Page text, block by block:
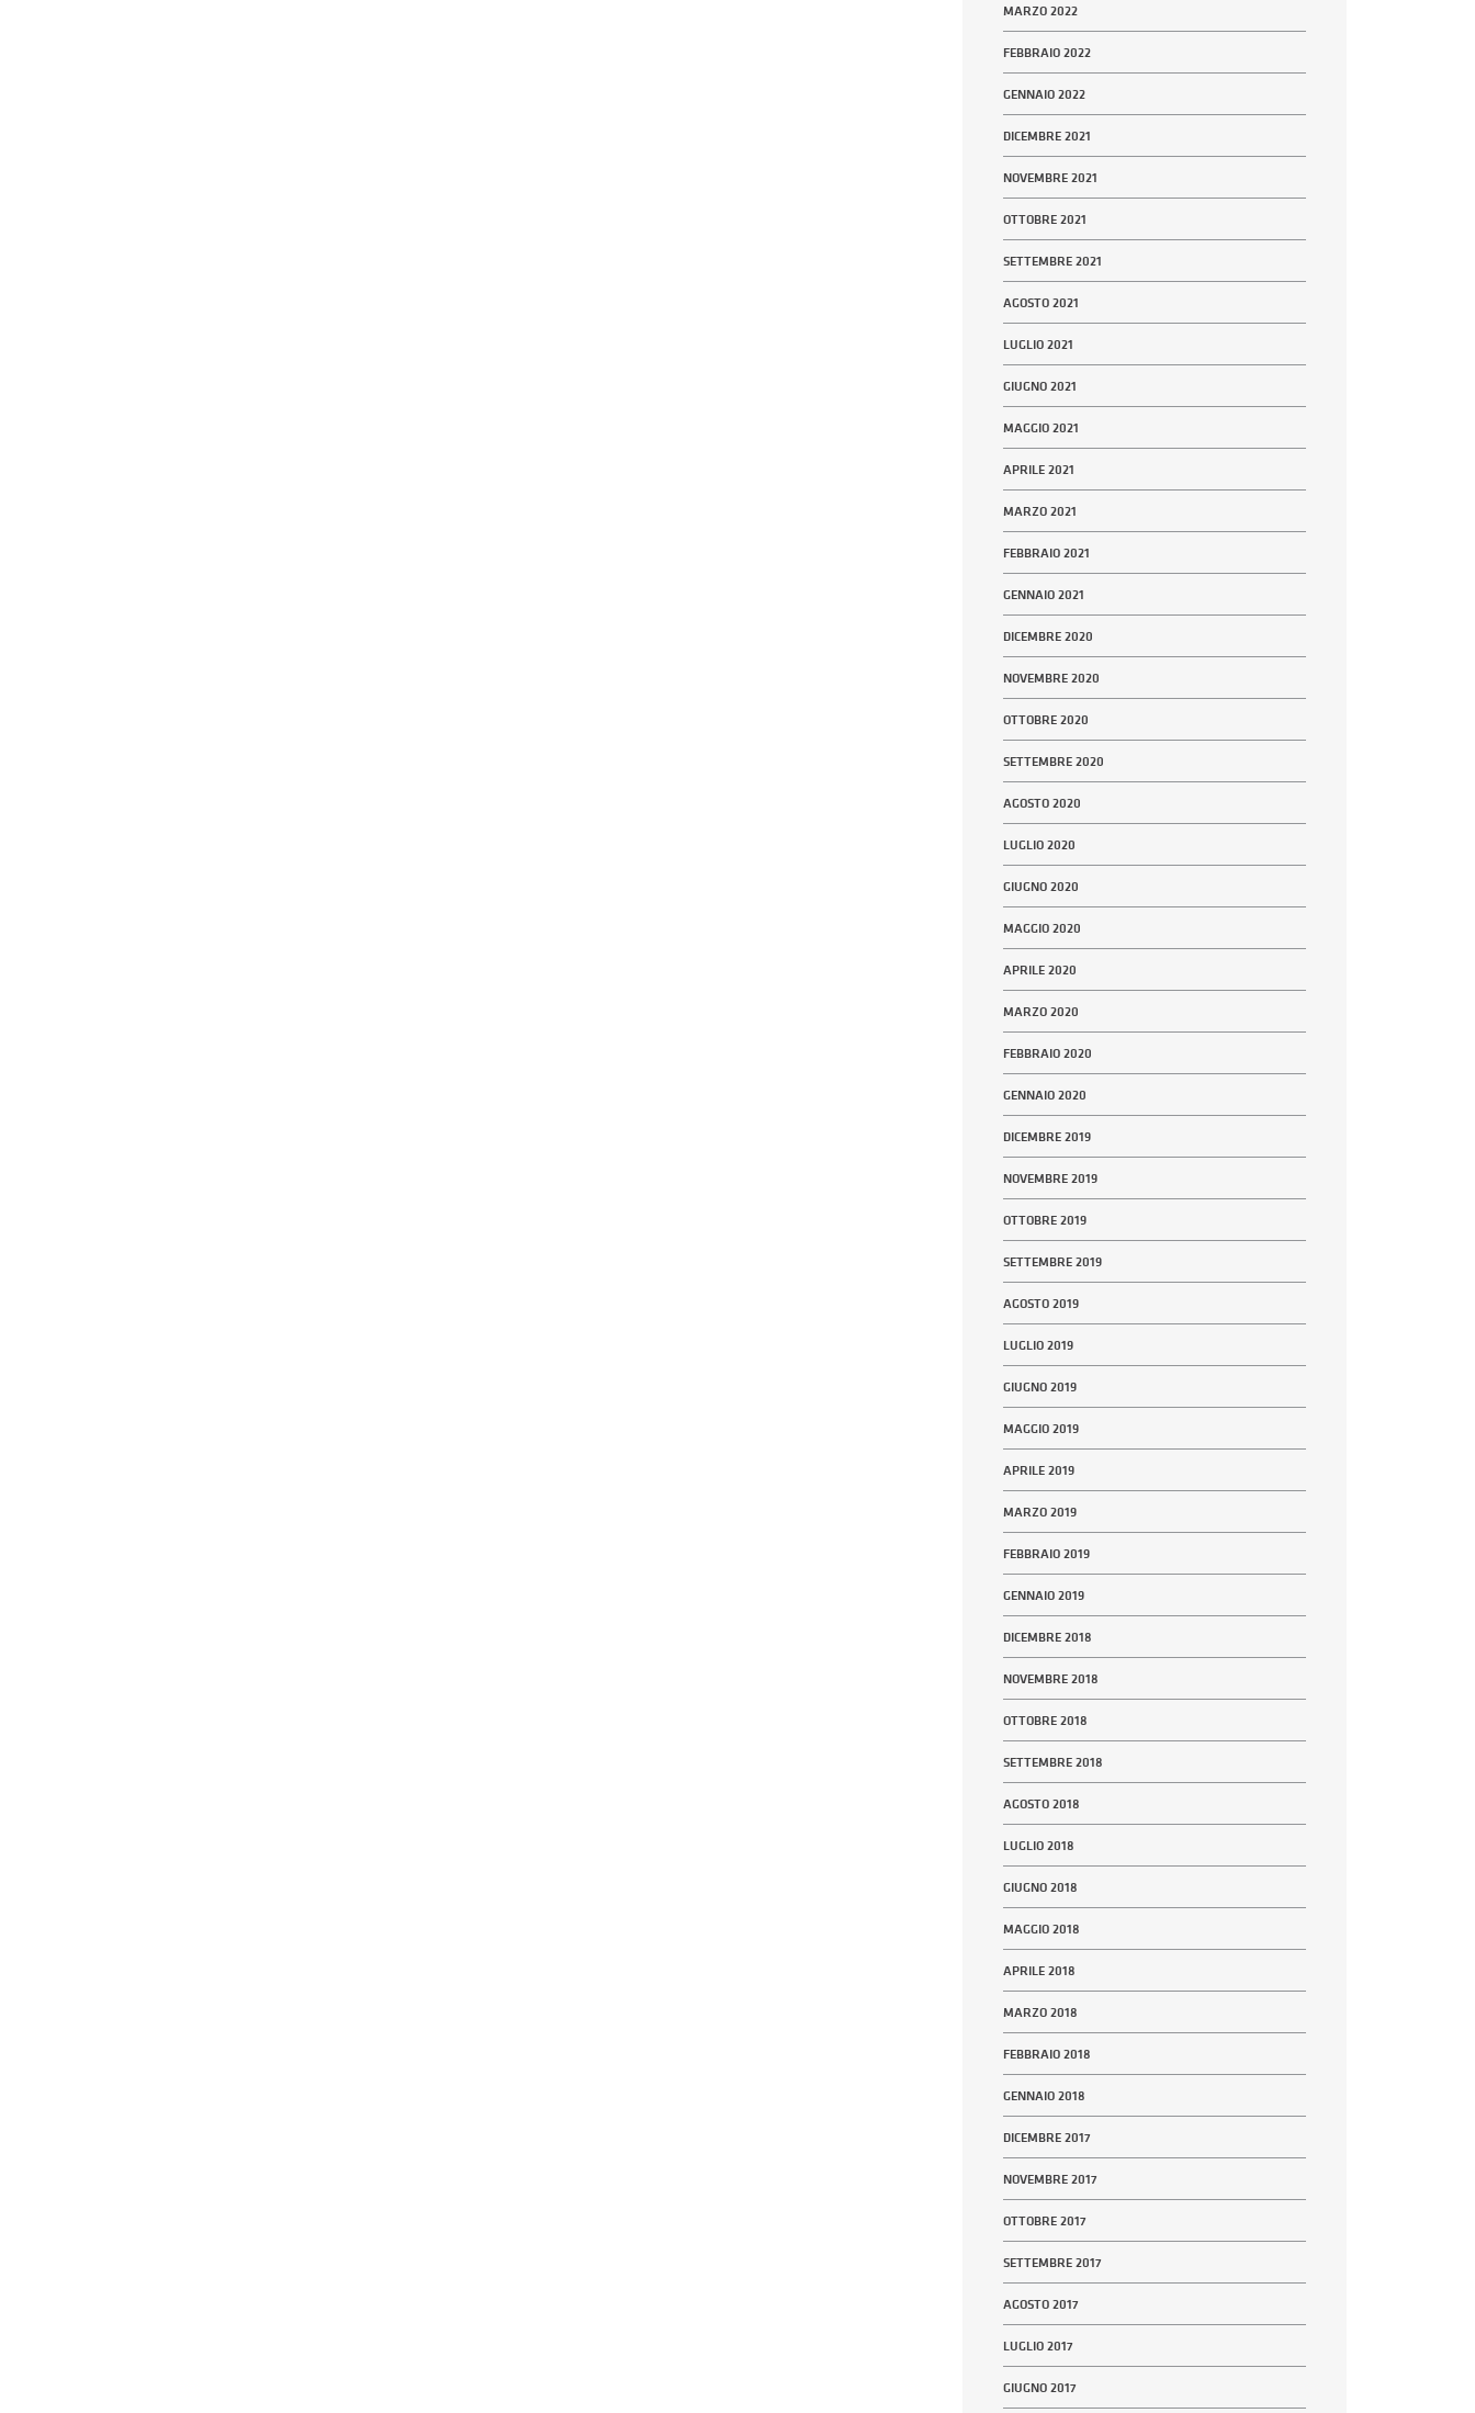
MARZO 2022
FEBBRAIO 2022
GENNAIO 2022
DICEMBRE 2021
NOVEMBRE 2021
OTTOBRE 2021
SETTEMBRE 2021
AGOSTO 2021
LUGLIO 2021
GIUGNO 2021
MAGGIO 2021
APRILE 2021
MARZO 2021
FEBBRAIO 2021
GENNAIO 2021
DICEMBRE 2020
NOVEMBRE 2020
OTTOBRE 2020
SETTEMBRE 2020
AGOSTO 2020
LUGLIO 2020
GIUGNO 2020
MAGGIO 2020
APRILE 2020
MARZO 2020
FEBBRAIO 2020
GENNAIO 2020
DICEMBRE 2019
NOVEMBRE 2019
OTTOBRE 2019
SETTEMBRE 2019
AGOSTO 2019
LUGLIO 2019
GIUGNO 2019
MAGGIO 2019
APRILE 2019
MARZO 2019
FEBBRAIO 2019
GENNAIO 2019
DICEMBRE 2018
NOVEMBRE 2018
OTTOBRE 2018
SETTEMBRE 2018
AGOSTO 2018
LUGLIO 2018
GIUGNO 2018
MAGGIO 2018
APRILE 2018
MARZO 2018
FEBBRAIO 2018
GENNAIO 2018
DICEMBRE 2017
NOVEMBRE 2017
OTTOBRE 2017
SETTEMBRE 2017
AGOSTO 2017
LUGLIO 2017
GIUGNO 2017